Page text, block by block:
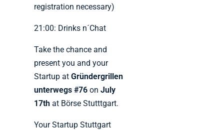
registration necessary)
21:00: Drinks n´Chat
Take the chance and
present you and your
Startup atGründergrillen
unterwegs #76 onJuly
17th at Börse Stutttgart.
Your Startup Stuttgart